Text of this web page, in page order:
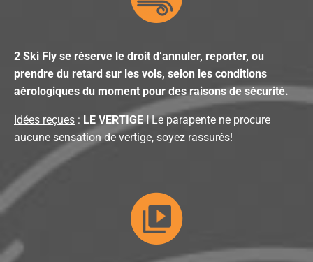
2 Ski Fly se réserve le droit d’annuler, reporter, ou
prendre du retard sur les vols, selon les conditions
aérologiques du moment pour des raisons de sécurité.
Idées reçues : LE VERTIGE !Le parapente ne procure
aucune sensation de vertige, soyez rassurés!